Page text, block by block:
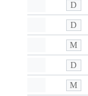
D
D
M
D
M